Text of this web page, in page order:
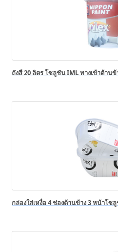
ถังสี 20 ลิตร โซลูชัน IML ทางเข้าด้านข้
กล่องใส่เหงื่อ 4 ช่องด้านข้าง 3 หน้าโซ